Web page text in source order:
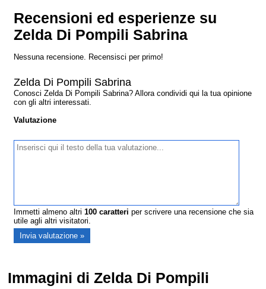
Recensioni ed esperienze su
Zelda Di Pompili Sabrina
Nessuna recensione. Recensisci per primo!
Zelda Di Pompili Sabrina
Conosci Zelda Di Pompili Sabrina? Allora condividi qui la tua opinione
con gli altri interessati.
Valutazione
Immetti almeno altri100 caratteri per scrivere una recensione che sia
utile agli altri visitatori.
Immagini di Zelda Di Pompili